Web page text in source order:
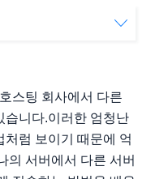
스팅 회사에서 다른
습니다.이러한 엄청난
럼 보이기 때문에 억
의 서버에서 다른 서버